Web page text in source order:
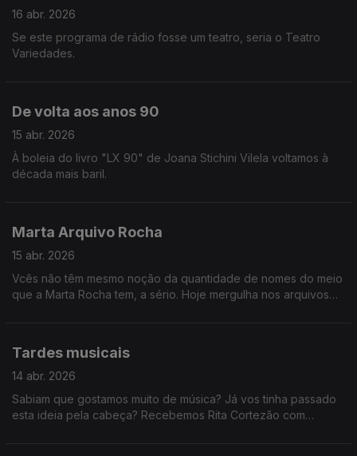
16 abr. 2026
Se este programa de rádio fosse um teatro, seria o Teatro
Variedades.
De volta aos anos 90
15 abr. 2026
À boleia do livro "LX 90" de Joana Stichini Vilela voltamos à
década mais baril.
Marta Arquivo Rocha
15 abr. 2026
Vcês não têm mesmo noção da quantidade de nomes do meio
que a Marta Rocha tem, a sério. Hoje mergulha nos arquivos
Tardes musicais
14 abr. 2026
Sabiam que gostamos muito de música? Já vos tinha passado
esta ideia pela cabeça? Recebemos Rita Cortezão com